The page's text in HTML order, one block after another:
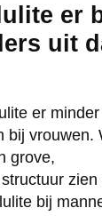
er
uit
er minder
bij vrouwen.
grove,
zien
bij